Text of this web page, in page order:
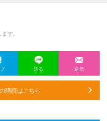
す。
送る 送信
購読はこちら